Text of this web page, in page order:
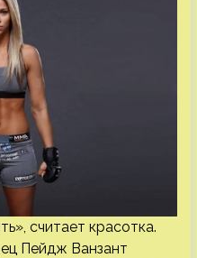
считает красотка.
Пейдж Ванзант